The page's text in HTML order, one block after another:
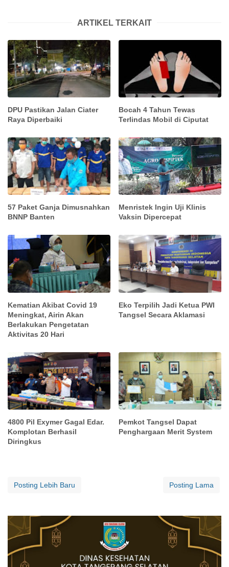
ARTIKEL TERKAIT
DPU Pastikan Jalan Ciater
Raya Diperbaiki
Bocah 4 Tahun Tewas
Terlindas Mobil di Ciputat
57 Paket Ganja Dimusnahkan
BNNP Banten
Menristek Ingin Uji Klinis
Vaksin Dipercepat
Kematian Akibat Covid 19
Meningkat, Airin Akan
Berlakukan Pengetatan
Aktivitas 20 Hari
Eko Terpilih Jadi Ketua PWI
Tangsel Secara Aklamasi
4800 Pil Exymer Gagal Edar.
Komplotan Berhasil
Diringkus
Pemkot Tangsel Dapat
Penghargaan Merit System
Posting Lebih Baru Posting Lama